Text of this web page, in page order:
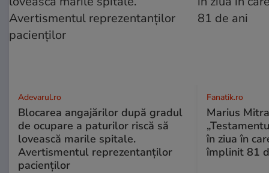
Adevarul.ro
Blocarea angajărilor după gradul
de ocupare a paturilor riscă să
lovească marile spitale.
Avertismentul reprezentanților
pacienților
Fanatik.ro
Marius
în ziua în
împlinit 81